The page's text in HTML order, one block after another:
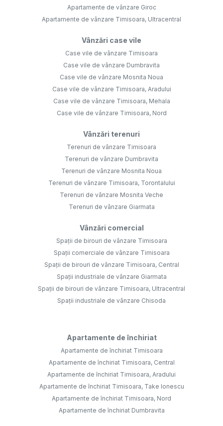
Apartamente de vânzare Giroc
Apartamente de vânzare Timisoara, Ultracentral
Vânzări case vile
Case vile de vânzare Timisoara
Case vile de vânzare Dumbravita
Case vile de vânzare Mosnita Noua
Case vile de vânzare Timisoara, Aradului
Case vile de vânzare Timisoara, Mehala
Case vile de vânzare Timisoara, Nord
Vânzări terenuri
Terenuri de vânzare Timisoara
Terenuri de vânzare Dumbravita
Terenuri de vânzare Mosnita Noua
Terenuri de vânzare Timisoara, Torontalului
Terenuri de vânzare Mosnita Veche
Terenuri de vânzare Giarmata
Vânzări comercial
Spații de birouri de vânzare Timisoara
Spații comerciale de vânzare Timisoara
Spații de birouri de vânzare Timisoara, Central
Spații industriale de vânzare Giarmata
Spații de birouri de vânzare Timisoara, Ultracentral
Spații industriale de vânzare Chisoda
Apartamente de închiriat
Apartamente de închiriat Timisoara
Apartamente de închiriat Timisoara, Central
Apartamente de închiriat Timisoara, Aradului
Apartamente de închiriat Timisoara, Take Ionescu
Apartamente de închiriat Timisoara, Nord
Apartamente de închiriat Dumbravita